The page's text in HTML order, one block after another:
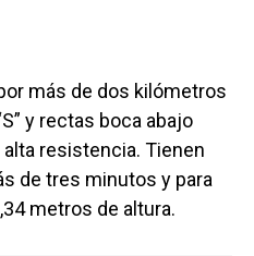
más de dos kilómetros
y rectas boca abajo
resistencia. Tienen
de tres minutos y para
metros de altura.